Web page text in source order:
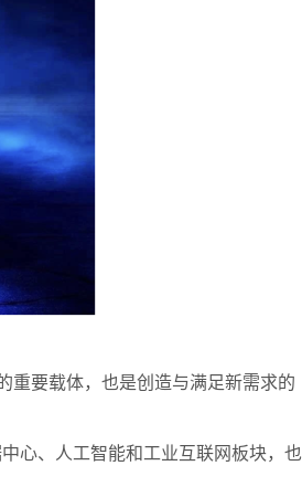
重要载体，也是创造与满足新需求的
心、人工智能和工业互联网板块，也